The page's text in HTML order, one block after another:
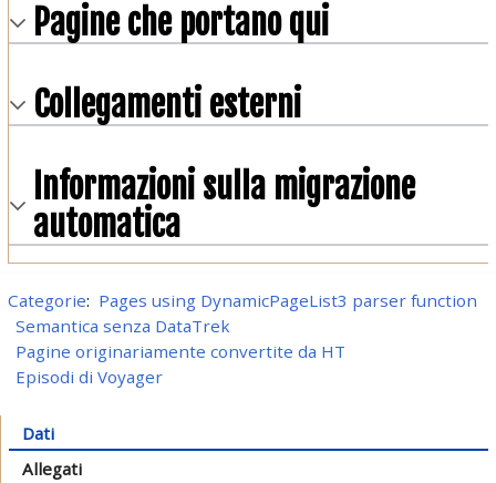
Pagine che portano qui
Collegamenti esterni
Informazioni sulla migrazione
automatica
Categorie: Pages using DynamicPageList3 parser function
Semantica senza DataTrek
Pagine originariamente convertite da HT
Episodi di Voyager
Dati
Allegati